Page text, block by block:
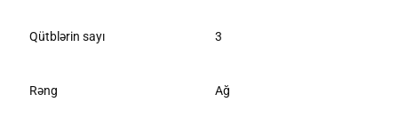
Qütblərin sayı 3
Rəng Ağ